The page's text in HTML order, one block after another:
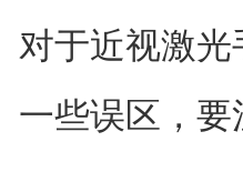
对于近视激
一些误区，要